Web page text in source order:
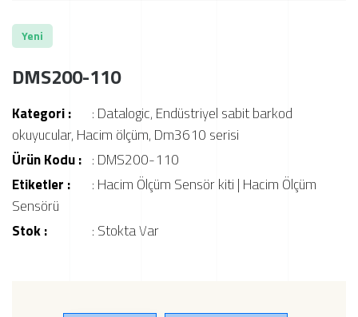
Yeni
DMS200-110
Kategori : : Datalogic, Endüstriyel sabit barkod
okuyucular, Hacim ölçüm, Dm3610 serisi
Ürün Kodu : : DMS200-110
Etiketler :
: Hacim Ölçüm Sensör kiti | Hacim Ölçüm
Sensörü
Stok :
: Stokta Var